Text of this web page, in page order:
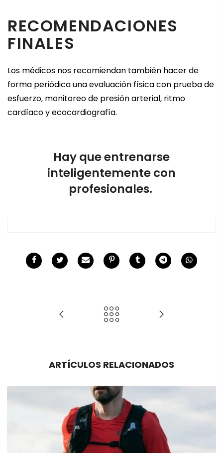
RECOMENDACIONES
FINALES
Los médicos nos recomiendan también hacer de
forma periódica una evaluación física con prueba de
esfuerzo, monitoreo de presión arterial, ritmo
cardíaco y ecocardiografía.
Hay que entrenarse
inteligentemente con
profesionales.
ARTÍCULOS RELACIONADOS